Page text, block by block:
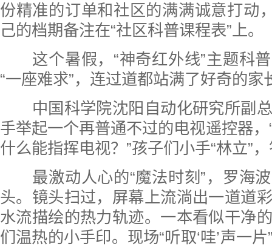
份精准的订单和社区的满满诚意打动
己的档期备注在“社区科普课程表”上。
这个暑假，“神奇红外线”主题科普
“一座难求”，连过道都站满了好奇的家
中国科学院沈阳自动化研究所副总
手举起一个再普通不过的电视遥控器
什么能指挥电视？”孩子们小手“林立”
最激动人心的“魔法时刻”，罗海波
头。镜头扫过，屏幕上流淌出一道道
水流描绘的热力轨迹。一本看似干净
们温热的小手印。现场“听取‘哇’声一